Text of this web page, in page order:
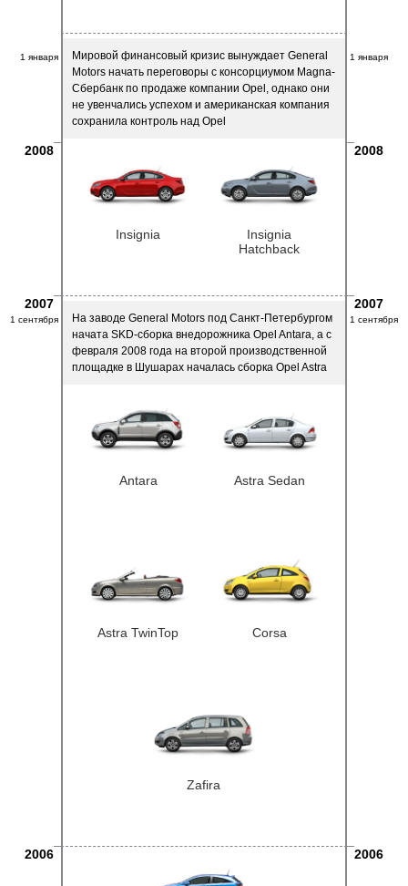
1 января 1 января
Мировой финансовый кризис вынуждает General
Motors начать переговоры с консорциумом Magna-
Сбербанк по продаже компании Opel, однако они
не увенчались успехом и американская компания
сохранила контроль над Opel
2008 2008
Insignia
Insignia
Hatchback
2007 2007
1 сентября 1 сентября
На заводе General Motors под Санкт-Петербургом
начата SKD-сборка внедорожника Opel Antara, а с
февраля 2008 года на второй производственной
площадке в Шушарах началась сборка Opel Astra
Antara Astra Sedan
Astra TwinTop Corsa
Zafira
2006 2006